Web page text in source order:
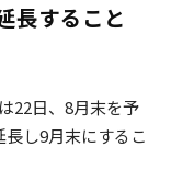
長すること
22日、8月末を予
し9月末にするこ